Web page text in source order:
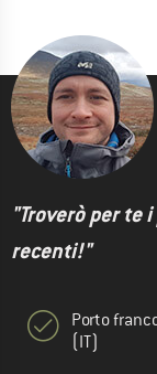
"Troverò per te
recenti!"
Porto
(IT)